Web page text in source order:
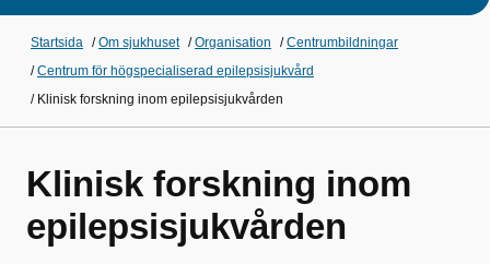
Startsida /Om sjukhuset /Organisation /Centrumbildningar
/Centrum för högspecialiserad epilepsisjukvård
/ Klinisk forskning inom epilepsisjukvården
Klinisk forskning inom
epilepsisjukvården